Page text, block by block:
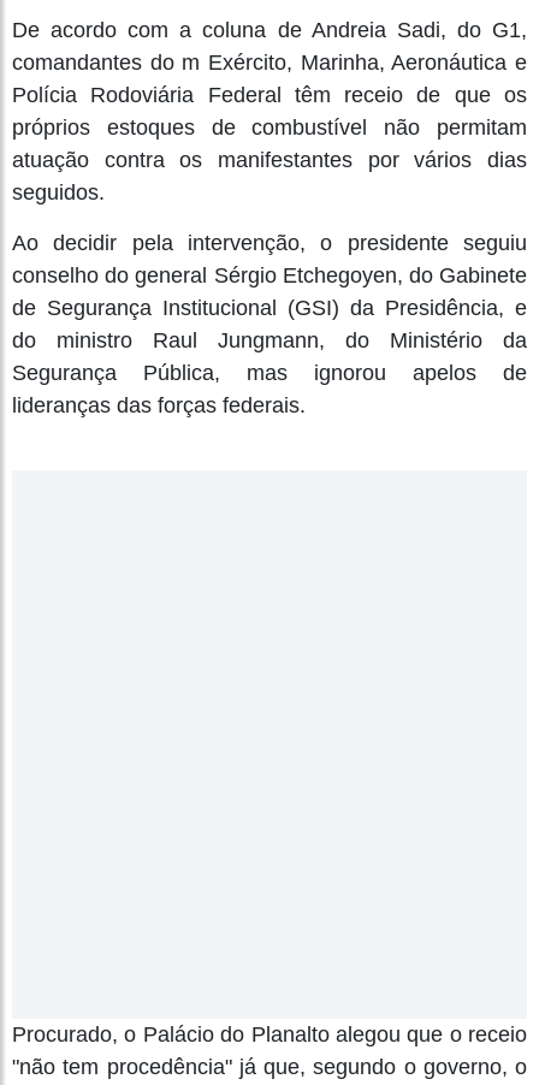
De acordo com a coluna de Andreia Sadi, do G1,
comandantes do m Exército, Marinha, Aeronáutica e
Polícia Rodoviária Federal têm receio de que os
próprios estoques de combustível não permitam
atuação contra os manifestantes por vários dias
seguidos.
Ao decidir pela intervenção, o presidente seguiu
conselho do general Sérgio Etchegoyen, do Gabinete
de Segurança Institucional (GSI) da Presidência, e
do ministro Raul Jungmann, do Ministério da
Segurança Pública, mas ignorou apelos de
lideranças das forças federais.
Procurado, o Palácio do Planalto alegou que o receio
"não tem procedência" já que, segundo o governo, o